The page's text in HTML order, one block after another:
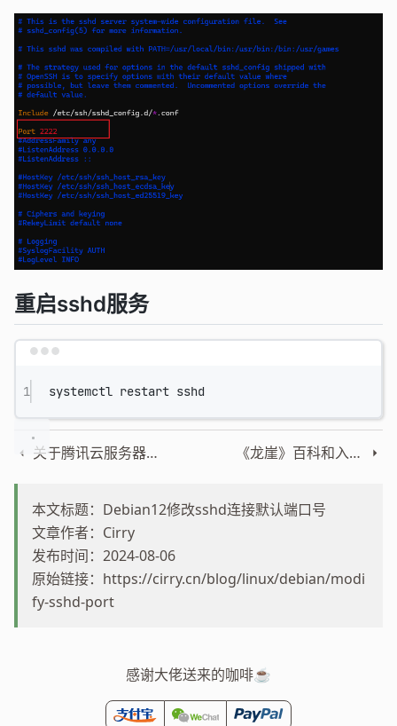
重启sshd服务
1 systemctl restart sshd
关于腾讯云服务器迁移的一些想法 《龙崖》百科和入门攻略
本文标题：Debian12修改sshd连接默认端口号
文章作者：Cirry
发布时间：2024-08-06
原始链接： https://cirry.cn/blog/linux/debian/modi
fy-sshd-port
感谢大佬送来的咖啡☕